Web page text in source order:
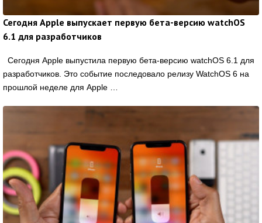
Сегодня Apple выпускает первую бета-версию watchOS
6.1 для разработчиков
Сегодня Apple выпустила первую бета-версию watchOS 6.1 для
разработчиков. Это событие последовало релизу WatchOS 6 на
прошлой неделе для Apple …